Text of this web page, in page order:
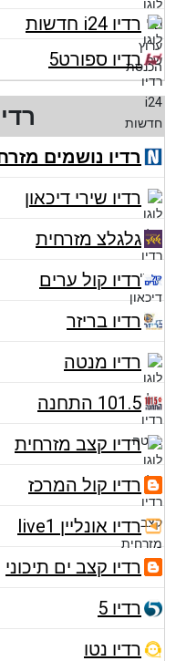
רדיו i24 חדשות
רדיו ספורט5
רדיו נושמים
רדיו שירי דיכאון
גלגלצ מזרחית
רדיו קול ערים
רדיו בריזר
רדיו מנטה
101.5 התחנה
רדיו קצב מזרחית
רדיו קול המרכז
רדיו אונליין live1
רדיו קצב ים תיכוני
רדיו 5
רדיו נטו